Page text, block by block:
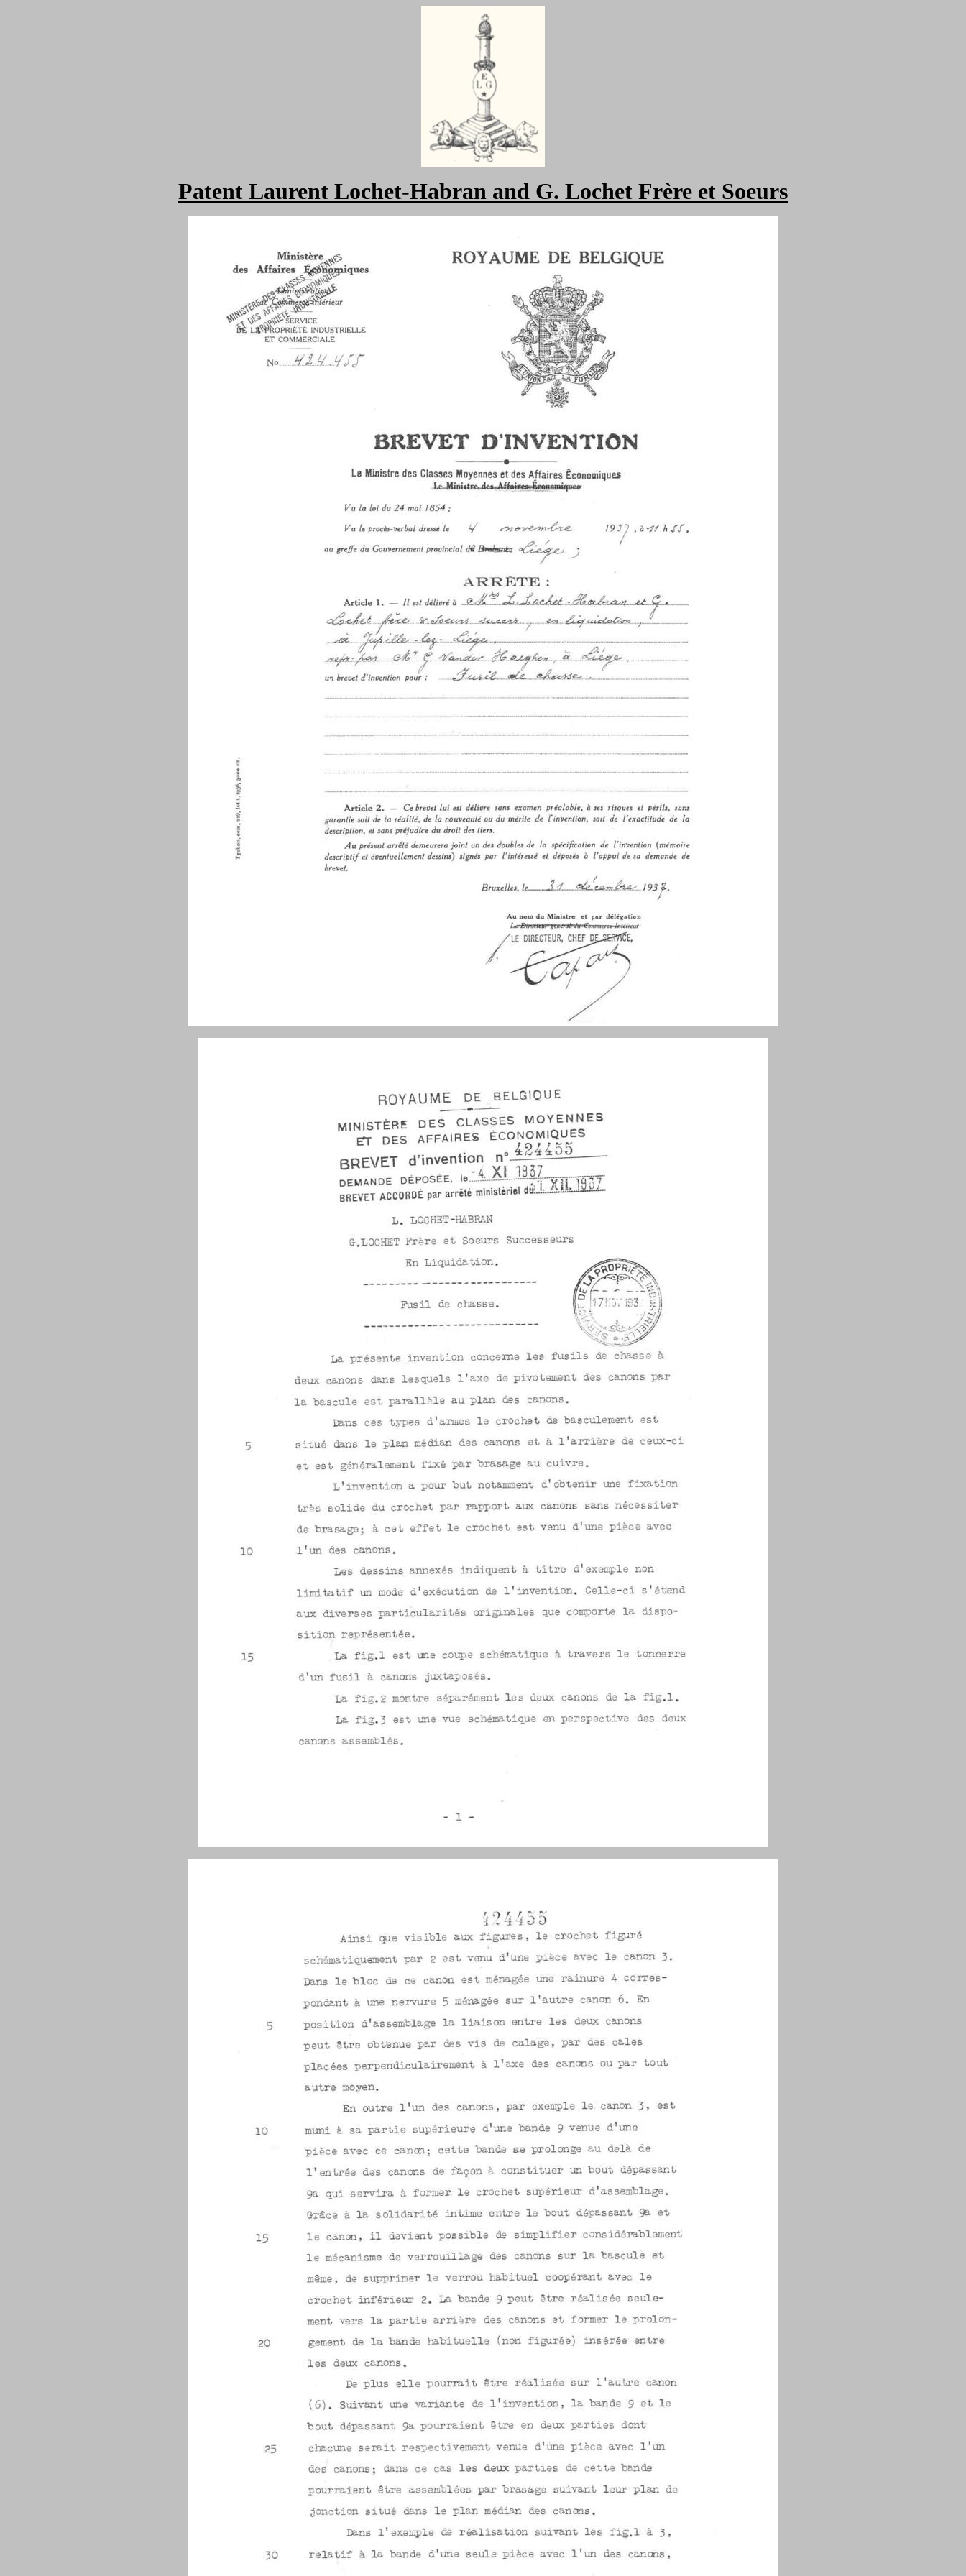
Patent Laurent Lochet-Habran and G. Lochet Frère et Soeurs